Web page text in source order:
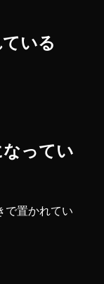
いる
ってい
で置かれてい